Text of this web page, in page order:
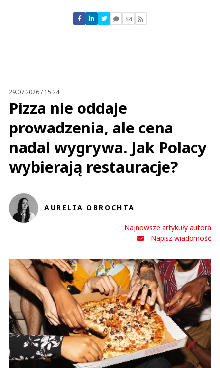
Nie znaleziono komentarzy
Zostaw swoje komentarze
29.07.2026 / 15:24
Pizza nie oddaje
prowadzenia, ale cena
nadal wygrywa. Jak Polacy
wybierają restauracje?
AURELIA OBROCHTA
Najnowsze artykuły autora
Napisz wiadomość